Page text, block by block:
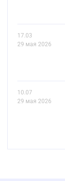
17.03
29 мая 2026
10.07
29 мая 2026